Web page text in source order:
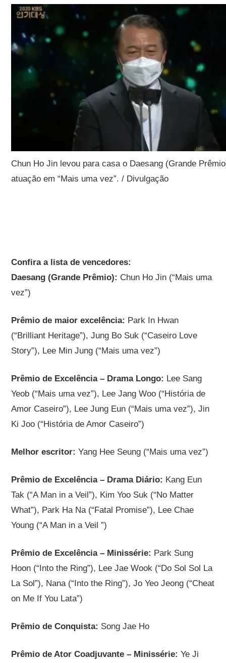
Chun Ho Jin levou para casa o Daesang (Grande
atuação em “Mais uma vez”. / Divulgação
Confira a lista de vencedores:
Daesang (Grande Prêmio): Chun Ho Jin (“Mais uma
vez”)
Prêmio de maior excelência: Park In Hwan
(“Brilliant Heritage”), Jung Bo Suk (“Caseiro Love
Story”), Lee Min Jung (“Mais uma vez”)
Prêmio de Excelência – Drama Longo: Lee Sang
Yeob (“Mais uma vez”), Lee Jang Woo (“História de
Amor Caseiro”), Lee Jung Eun (“Mais uma vez”), Jin
Ki Joo (“História de Amor Caseiro”)
Melhor escritor: Yang Hee Seung (“Mais uma vez”)
Prêmio de Excelência – Drama Diário: Kang Eun
Tak (“A Man in a Veil”), Kim Yoo Suk (“No Matter
What”), Park Ha Na (“Fatal Promise”), Lee Chae
Young (“A Man in a Veil ”)
Prêmio de Excelência – Minissérie: Park Sung
Hoon (“Into the Ring”), Lee Jae Wook (“Do Sol Sol La
La Sol”), Nana (“Into the Ring”), Jo Yeo Jeong (“Cheat
on Me If You Lata”)
Prêmio de Conquista: Song Jae Ho
Prêmio de Ator Coadjuvante – Minissérie: Ye Ji